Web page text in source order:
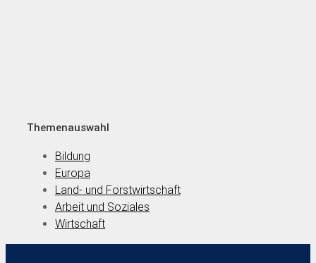
Themenauswahl
Bildung
Europa
Land- und Forstwirtschaft
Arbeit und Soziales
Wirtschaft